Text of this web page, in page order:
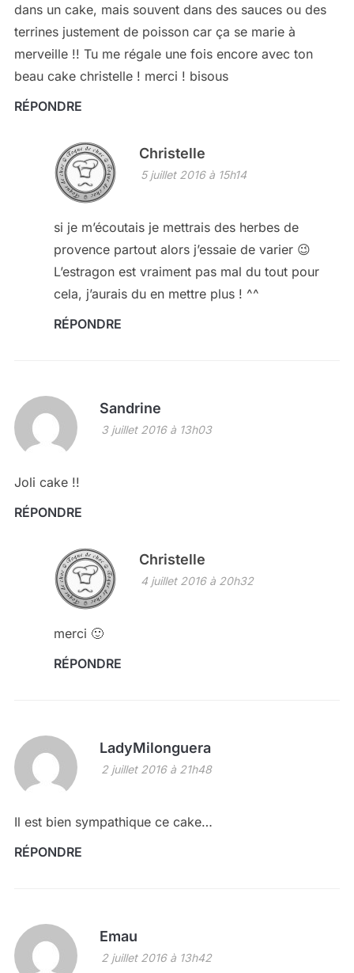
dans un cake, mais souvent dans des sauces ou des
terrines justement de poisson car ça se marie à
merveille !! Tu me régale une fois encore avec ton
beau cake christelle ! merci ! bisous
RÉPONDRE
Christelle
5 juillet 2016 à 15h14
si je m’écoutais je mettrais des herbes de
provence partout alors j’essaie de varier 😉
L’estragon est vraiment pas mal du tout pour
cela, j’aurais du en mettre plus ! ^^
RÉPONDRE
Sandrine
3 juillet 2016 à 13h03
Joli cake !!
RÉPONDRE
Christelle
4 juillet 2016 à 20h32
merci 🙂
RÉPONDRE
LadyMilonguera
2 juillet 2016 à 21h48
Il est bien sympathique ce cake…
RÉPONDRE
Emau
2 juillet 2016 à 13h42